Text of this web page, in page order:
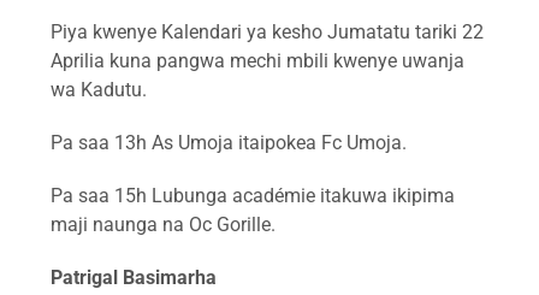
Piya kwenye Kalendari ya kesho Jumatatu tariki 22
Aprilia kuna pangwa mechi mbili kwenye uwanja
wa Kadutu.
Pa saa 13h As Umoja itaipokea Fc Umoja.
Pa saa 15h Lubunga académie itakuwa ikipima
maji naunga na Oc Gorille.
Patrigal Basimarha